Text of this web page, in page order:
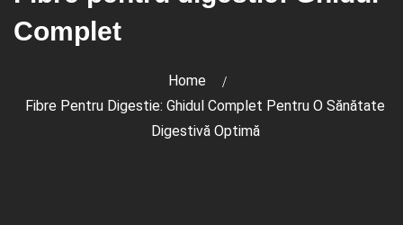
Complet
Home
Fibre Pentru Digestie: Ghidul Complet Pentru O Sănătate
Digestivă Optimă